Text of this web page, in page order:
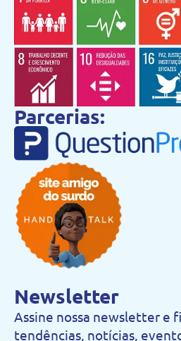
Parcerias:
Newsletter
Assine nossa newsletter e
tendências, notícias,